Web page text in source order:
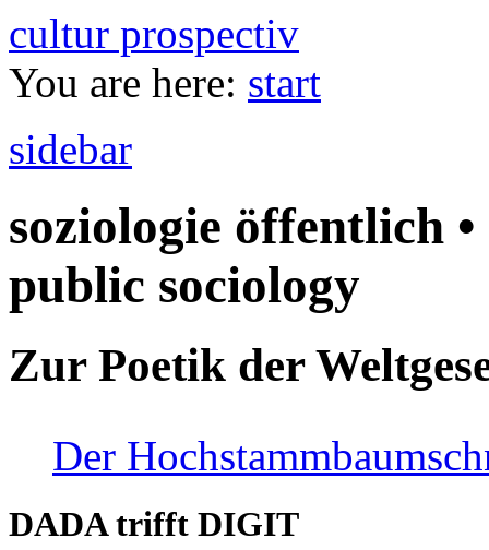
cultur prospectiv
You are here: start
sidebar
soziologie öffentlich
public sociology
Zur Poetik der
Der
DADA trifft DIGIT